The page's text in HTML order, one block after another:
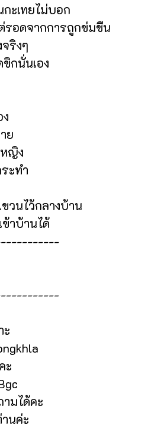
กะเทยไม่บอก
อดจากการถูกข่มขืน
ริงๆ
กนั่นเอง
ย
หญิง
ะทำ
วนไว้กลางบ้าน
าบ้านได้
ะ
ะ
มได้คะ
นค่ะ